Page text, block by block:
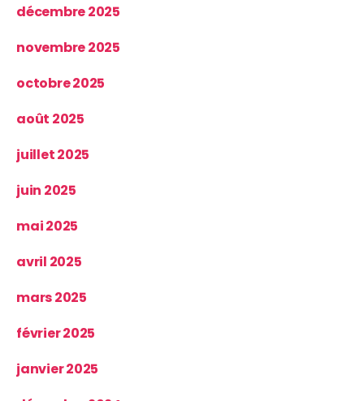
décembre 2025
novembre 2025
octobre 2025
août 2025
juillet 2025
juin 2025
mai 2025
avril 2025
mars 2025
février 2025
janvier 2025